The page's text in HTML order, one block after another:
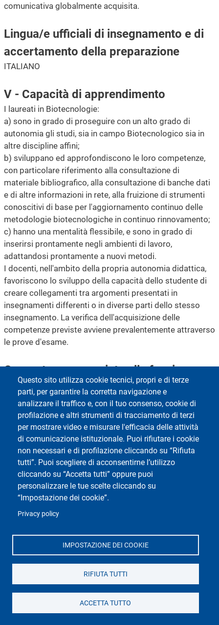
Questo sito utilizza cookie tecnici, propri e di terze
parti, per garantire la corretta navigazione e
analizzare il traffico e, con il tuo consenso, cookie di
profilazione e altri strumenti di tracciamento di terzi
per mostrare video e misurare l'efficacia delle attività
di comunicazione istituzionale. Puoi rifiutare i cookie
non necessari e di profilazione cliccando su “Rifiuta
tutti”. Puoi scegliere di acconsentirne l’utilizzo
cliccando su “Accetta tutti” oppure puoi
personalizzare le tue scelte cliccando su
“Impostazione dei cookie”.
Privacy policy
IMPOSTAZIONE DEI COOKIE
RIFIUTA TUTTI
ACCETTA TUTTO
comunicativa globalmente acquisita.
Lingua/e ufficiali di insegnamento e di
accertamento della preparazione
ITALIANO
V - Capacità di apprendimento
I laureati in Biotecnologie:
a) sono in grado di proseguire con un alto grado di
autonomia gli studi, sia in campo Biotecnologico sia in
altre discipline affini;
b) sviluppano ed approfondiscono le loro competenze,
con particolare riferimento alla consultazione di
materiale bibliografico, alla consultazione di banche dati
e di altre informazioni in rete, alla fruizione di strumenti
conoscitivi di base per l'aggiornamento continuo delle
metodologie biotecnologiche in continuo rinnovamento;
c) hanno una mentalità flessibile, e sono in grado di
inserirsi prontamente negli ambienti di lavoro,
adattandosi prontamente a nuovi metodi.
I docenti, nell'ambito della propria autonomia didattica,
favoriscono lo sviluppo della capacità dello studente di
creare collegamenti tra argomenti presentati in
insegnamenti differenti o in diverse parti dello stesso
insegnamento. La verifica dell'acquisizione delle
competenze previste avviene prevalentemente attraverso
le prove d'esame.
Competenze associate alla funzione
Biotecnologo
Il Biotecnologo possiede gli strumenti per comprendere
le problematiche di base e gli aspetti applicativi delle
biotecnologie molecolari e cellulari. È in grado di
individuare, acquisire ed interpretare dati utili alla
definizione dei problemi e alla realizzazione di progetti di
ricerca sia di base che mirati ad una operatività
produttiva.
Il Biotecnologo sa comunicare informazioni, dati e
soluzioni a un pubblico sia di esperti sia senza una
straniera (l'inglese) quindi può relazionarsi e competere
Il laureato in Biotecnologie:
- conosce e sa applicare metodologie sperimentali e
- possiede conoscenze teoriche di base nel campo della
genomica, trascrittomica e proteomica e delle